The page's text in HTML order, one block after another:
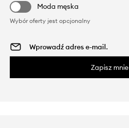
Moda męska
Wybór oferty jest opcjonalny
Zapisz mnie